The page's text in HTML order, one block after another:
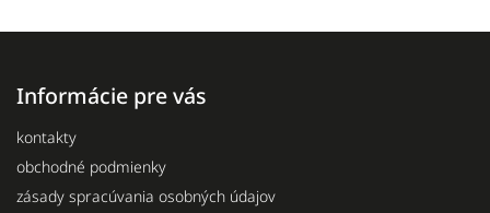
Informácie pre vás
kontakty
obchodné podmienky
zásady spracúvania osobných údajov